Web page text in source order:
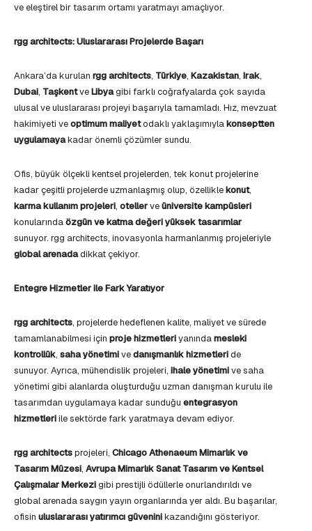
ve eleştirel bir tasarım ortamı yaratmayı amaçlıyor.
rgg architects: Uluslararası Projelerde Başarı
Ankara’da kurulan rgg architects, Türkiye, Kazakistan, Irak,
Dubai, TaşkentveLibyagibi farklı coğrafyalarda çok sayıda
ulusal ve uluslararası projeyi başarıyla tamamladı. Hız, mevzuat
hakimiyeti veoptimum maliyetodaklı yaklaşımıylakonseptten
uygulamayakadar önemli çözümler sundu.
Ofis, büyük ölçekli kentsel projelerden, tek konut projelerine
kadar çeşitli projelerde uzmanlaşmış olup, özelliklekonut,
karma kullanım projeleri, otellerveüniversite kampüsleri
konularındaözgün ve katma değeri yüksek tasarımlar
sunuyor. rgg architects, inovasyonla harmanlanmış projeleriyle
global arenadadikkat çekiyor.
Entegre Hizmetler ile Fark Yaratıyor
rgg architects, projelerde hedeflenen kalite, maliyet ve sürede
tamamlanabilmesi için proje hizmetleriyanındamesleki
kontrollük, saha yönetimivedanışmanlık hizmetleride
sunuyor. Ayrıca, mühendislik projeleri, ihale yönetimive saha
yönetimi gibi alanlarda oluşturduğu uzman danışman kurulu ile
tasarımdan uygulamaya kadar sunduğu entegrasyon
hizmetleriile sektörde fark yaratmaya devam ediyor.
rgg architectsprojeleri, Chicago Athenaeum Mimarlık ve
Tasarım Müzesi, Avrupa Mimarlık Sanat Tasarım ve Kentsel
Çalışmalar Merkezi gibi prestijli ödüllerle onurlandırıldı ve
global arenada saygın yayın organlarında yer aldı. Bu başarılar,
ofisin uluslararası yatırımcı güveninikazandığını gösteriyor.